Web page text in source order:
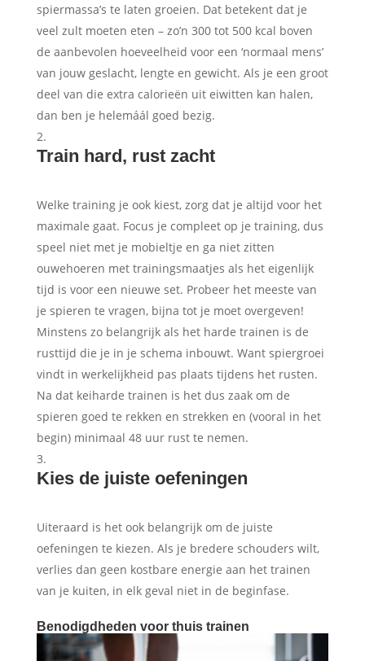
spiermassa’s te laten groeien. Dat betekent dat je
veel zult moeten eten – zo’n 300 tot 500 kcal boven
de aanbevolen hoeveelheid voor een ‘normaal mens’
van jouw geslacht, lengte en gewicht. Als je een groot
deel van die extra calorieën uit eiwitten kan halen,
dan ben je helemáál goed bezig.
Train hard, rust zacht
Welke training je ook kiest, zorg dat je altijd voor het
maximale gaat. Focus je compleet op je training, dus
speel niet met je mobieltje en ga niet zitten
ouwehoeren met trainingsmaatjes als het eigenlijk
tijd is voor een nieuwe set. Probeer het meeste van
je spieren te vragen, bijna tot je moet overgeven!
Minstens zo belangrijk als het harde trainen is de
rusttijd die je in je schema inbouwt. Want spiergroei
vindt in werkelijkheid pas plaats tijdens het rusten.
Na dat keiharde trainen is het dus zaak om de
spieren goed te rekken en strekken en (vooral in het
begin) minimaal 48 uur rust te nemen.
Kies de juiste oefeningen
Uiteraard is het ook belangrijk om de juiste
oefeningen te kiezen. Als je bredere schouders wilt,
verlies dan geen kostbare energie aan het trainen
van je kuiten, in elk geval niet in de beginfase.
Benodigdheden voor thuis trainen